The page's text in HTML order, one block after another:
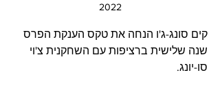
2022
קים סונג-ג'ו הנחה את טקס הענקת הפרס
שנה שלישית ברציפות עם השחקנית צ'וי
סו-יונג.